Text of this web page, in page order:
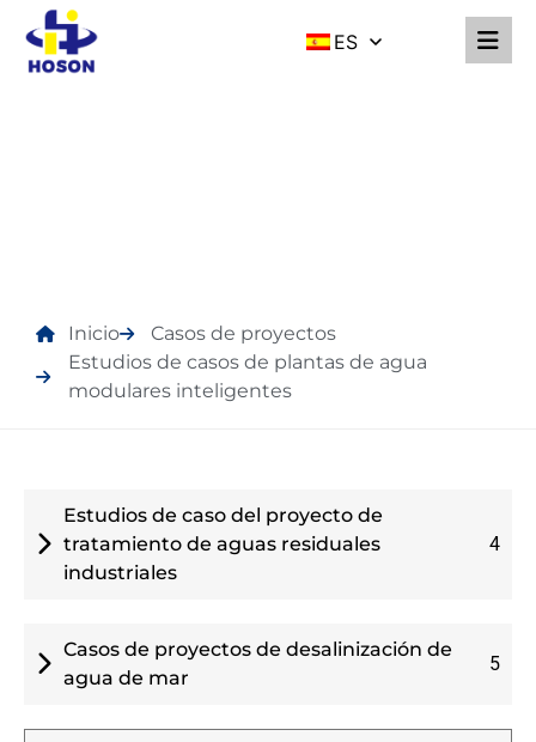
ES
Inicio
Casos de proyectos
Estudios de casos de plantas de agua
modulares inteligentes
Estudios de caso del proyecto de
tratamiento de aguas residuales
industriales
4
Casos de proyectos de desalinización de
agua de mar
5